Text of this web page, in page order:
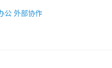
公 外部协作